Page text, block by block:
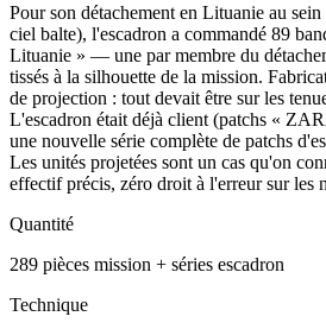
Pour son détachement en Lituanie au
ciel balte), l'escadron a commandé 89
Lituanie » — une par membre du
tissés à la silhouette de la mission.
de projection : tout devait être sur les
L'escadron était déjà client (patchs «
une nouvelle série complète de patchs
Les unités projetées sont un cas qu'on
effectif précis, zéro droit à l'erreur sur les
Quantité
289 pièces mission + séries escadron
Technique